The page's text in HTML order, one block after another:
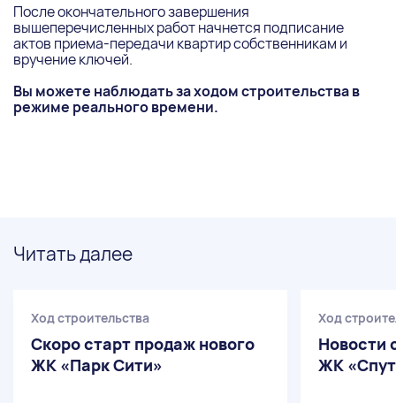
После окончательного завершения
вышеперечисленных работ начнется подписание
актов приема-передачи квартир собственникам и
вручение ключей.
Вы можете наблюдать за ходом строительства в
режиме реального времени.
Читать далее
Ход строительства
Скоро старт продаж нового
ЖК «Парк Сити»
Ход
Новости
ЖК